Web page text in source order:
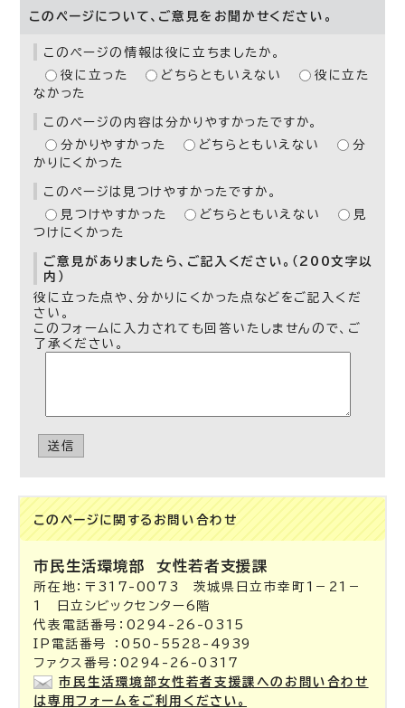
このページについて、ご意見をお聞かせください。
このページの情報は役に立ちましたか。
役に立った
どちらともいえない
役に立た
なかった
このページの内容は分かりやすかったですか。
分かりやすかった
どちらともいえない
分
かりにくかった
このページは見つけやすかったですか。
見つけやすかった
どちらともいえない
見
つけにくかった
ご意見がありましたら、ご記入ください。（200文字以
内）
役に立った点や、分かりにくかった点などをご記入くだ
さい。
このフォームに入力されても回答いたしませんので、ご
了承ください。
送信
このページに関する お問い合わせ
市民生活環境部女性若者支援課
所在地：〒317-0073 茨城県日立市幸町1－21－
1 日立シビックセンター6階
代表電話番号：0294-26-0315
IP電話番号 ：050-5528-4939
ファクス番号：0294-26-0317
市民生活環境部女性若者支援課へのお問い合わせ
は専用フォームをご利用ください。